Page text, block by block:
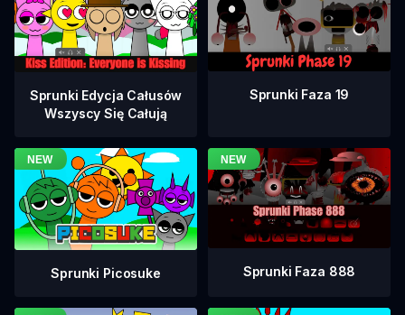
Sprunki Edycja Całusów
Wszyscy Się Całują
Sprunki Faza 19
Sprunki Picosuke Sprunki Faza 888